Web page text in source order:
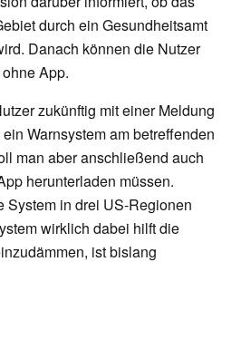
durch ein Gesundheitsamt
Danach können die Nutzer
App.
zukünftig mit einer Meldung
Warnsystem am betreffenden
man aber anschließend auch
herunterladen müssen.
System in drei US-Regionen
wirklich dabei hilft die
ist bislang